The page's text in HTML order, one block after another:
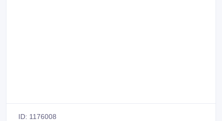
ID: 1176008